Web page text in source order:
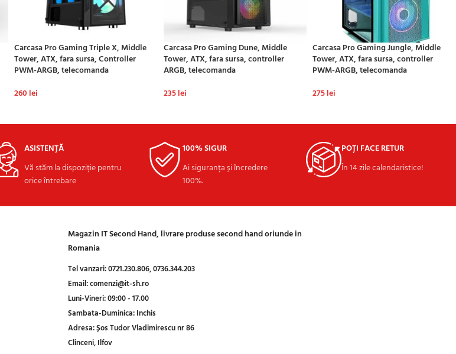
Carcasa Pro Gaming Triple X, Middle
Tower, ATX, fara sursa, Controller
PWM-ARGB, telecomanda
260 lei
Carcasa Pro Gaming Dune, Middle
Tower, ATX, fara sursa, controller
ARGB, telecomanda
235lei
Carcasa Pro Gaming Jungle, Middle
Tower, ATX, fara sursa, controller
PWM-ARGB, telecomanda
275lei
ASISTENȚĂ
Vă stăm la dispoziție pentru
orice întrebare
100% SIGUR
Ai siguranța și încredere
100%.
POȚI FACE RETUR
În 14 zile calendaristice!
Magazin IT Second Hand, livrare produse second hand oriunde in
Romania
Tel vanzari:0721.230.806,0736.344.203
Email:comenzi@it-sh.ro
Luni-Vineri:09:00 - 17.00
Sambata-Duminica:Inchis
Adresa:Șos Tudor Vladimirescu nr 86
Clinceni, Ilfov